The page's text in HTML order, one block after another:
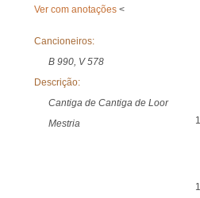
Ver com anotações <
Cancioneiros:
B 990, V 578
Descrição:
Cantiga de Cantiga de Loor
Mestria